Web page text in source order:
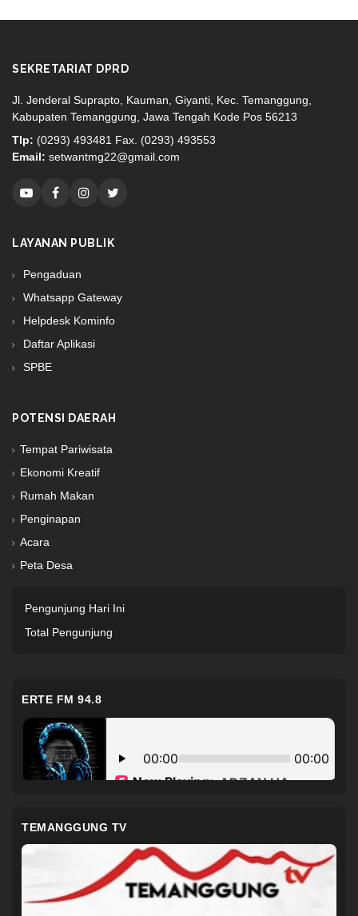
SEKRETARIAT DPRD
Jl. Jenderal Suprapto, Kauman, Giyanti, Kec. Temanggung,
Kabupaten Temanggung, Jawa Tengah Kode Pos 56213
Tlp: (0293) 493481 Fax. (0293) 493553
Email: setwantmg22@gmail.com
LAYANAN PUBLIK
Pengaduan
Whatsapp Gateway
Helpdesk Kominfo
Daftar Aplikasi
SPBE
POTENSI DAERAH
Tempat Pariwisata
Ekonomi Kreatif
Rumah Makan
Penginapan
Acara
Peta Desa
Pengunjung Hari Ini
Total Pengunjung
ERTE FM 94.8
TEMANGGUNG TV